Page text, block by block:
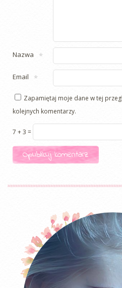
Nazwa *
Email *
Zapamiętaj moje dane w tej
kolejnych komentarzy.
7 + 3 =